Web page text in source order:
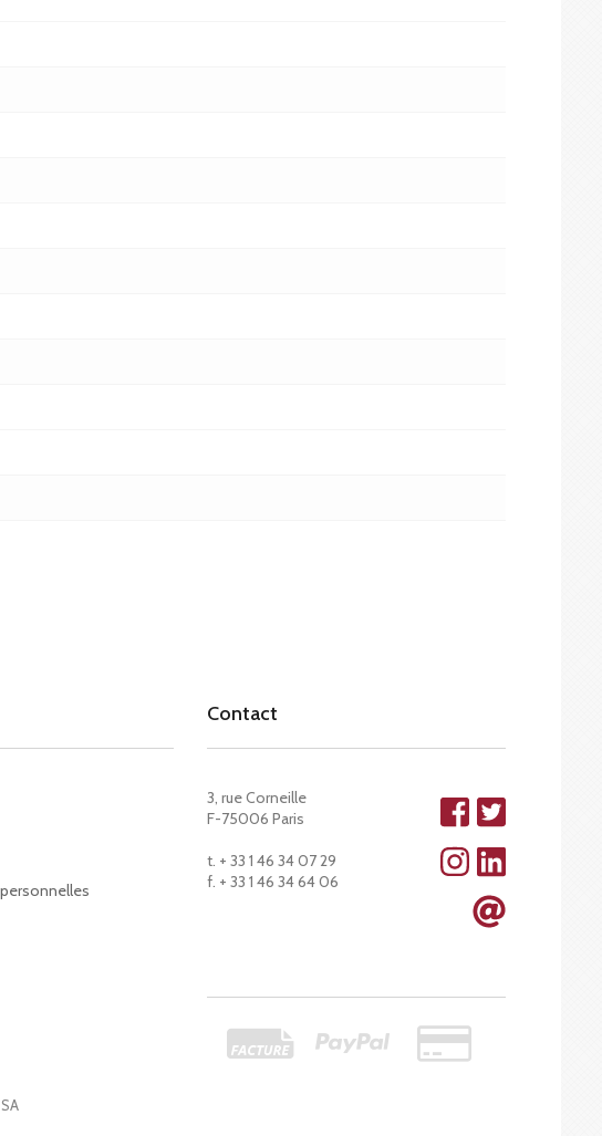
Contact
3, rue Corneille
F-75006 Paris
t. + 33 1 46 34 07 29
f. + 33 1 46 34 64 06